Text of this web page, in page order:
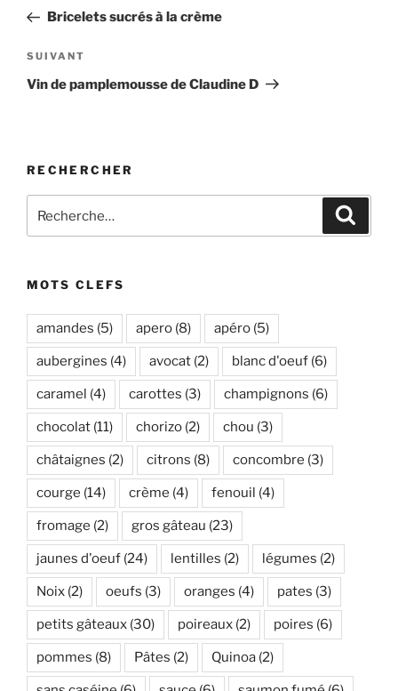
l’article
précédent
Bricelets sucrés à la crème
Article
suivant
SUIVANT
Vin de pamplemousse de Claudine D
RECHERCHER
pour
MOTS CLEFS
amandes (5) apero (8) apéro (5)
aubergines (4) avocat (2) blanc d'oeuf (6)
caramel (4) carottes (3) champignons (6)
chocolat (11) chorizo (2) chou (3)
châtaignes (2) citrons (8) concombre (3)
courge (14) crème (4) fenouil (4)
fromage (2) gros gâteau (23)
jaunes d'oeuf (24) lentilles (2) légumes (2)
Noix (2) oeufs (3) oranges (4) pates (3)
petits gâteaux (30) poireaux (2) poires (6)
pommes (8) Pâtes (2) Quinoa (2)